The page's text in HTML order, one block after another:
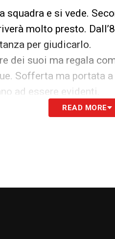
squadra e si vede.
molto presto.
per giudicarlo.
dei suoi ma regala
Sofferta ma portata
ad essere evidenti.
READ MORE